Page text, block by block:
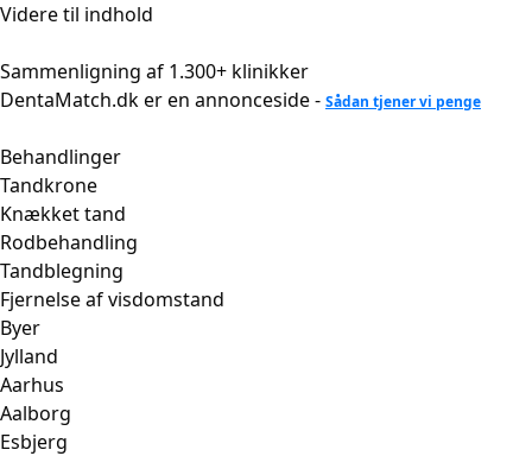
Videre til indhold
Sammenligning af 1.300+ klinikker
DentaMatch.dk er en annonceside - Sådan tjener vi penge
Behandlinger
Tandkrone
Knækket tand
Rodbehandling
Tandblegning
Fjernelse af visdomstand
Byer
Jylland
Aarhus
Aalborg
Esbjerg